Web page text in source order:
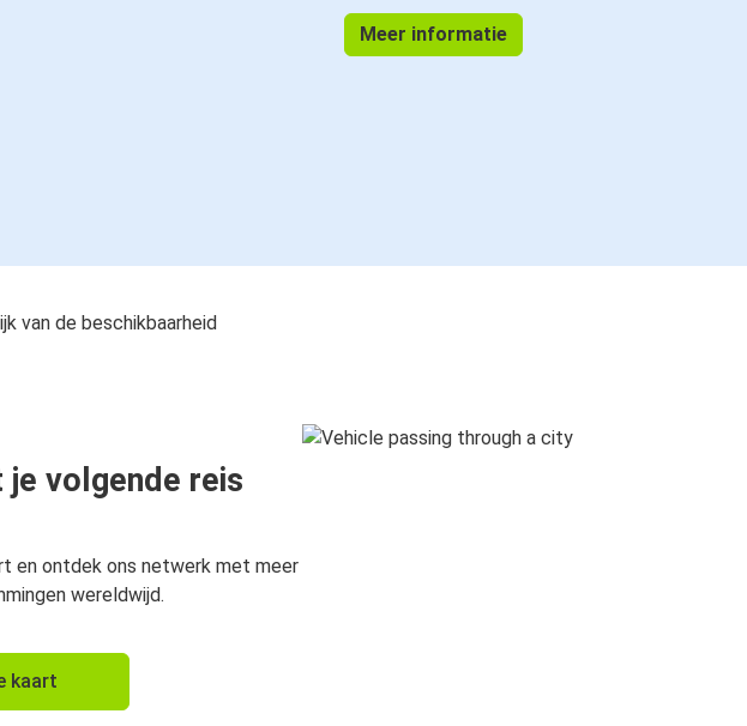
Meer informatie
van de beschikbaarheid
je volgende reis
en ontdek ons netwerk met meer
wereldwijd.
kaart